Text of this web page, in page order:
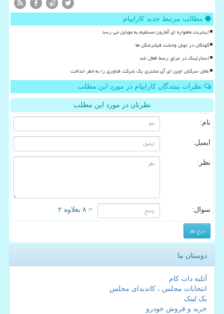
مطالب مرتبط جدید کاراپیام
اینترنت ماهواره ای آمازون مستقیم به موبایل می رسد
کودکان در تونل وحشت فیلترشکن ها
استارلینک در عراق رسما فعال شد
عامل سرکش اوپن ای آی مشتری یک شرکت فناوری را به خطر انداخت
نظرات بینندگان کاراپیام در مورد این مطلب
نظرتان در مورد این مطلب
نام:
ایمیل:
نظر:
سوال: = ۸ بعلاوه ۲
دوستان ما
آتلیه دات کام
انتخابات مجلس ، کاندیدای مجلس
بک لینک
خرید و فروش خودرو